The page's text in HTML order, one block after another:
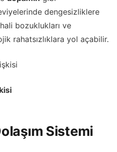
dengesizliklere
bozuklukları ve
rahatsızlıklara yol açabilir.
Sistemi